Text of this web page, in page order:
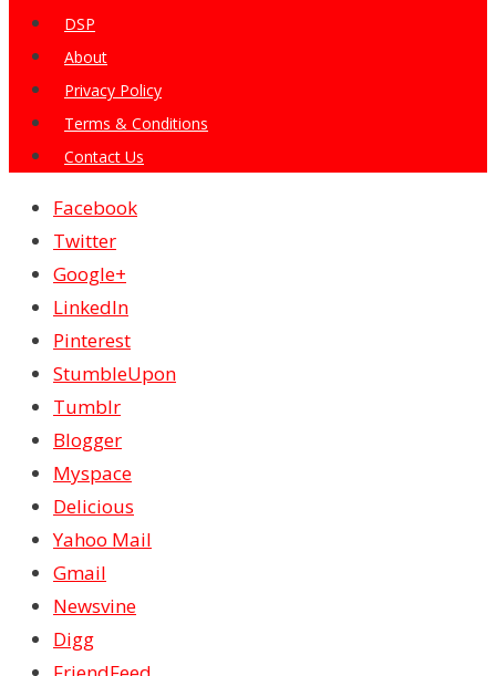
DSP
About
Privacy Policy
Terms & Conditions
Contact Us
Facebook
Twitter
Google+
LinkedIn
Pinterest
StumbleUpon
Tumblr
Blogger
Myspace
Delicious
Yahoo Mail
Gmail
Newsvine
Digg